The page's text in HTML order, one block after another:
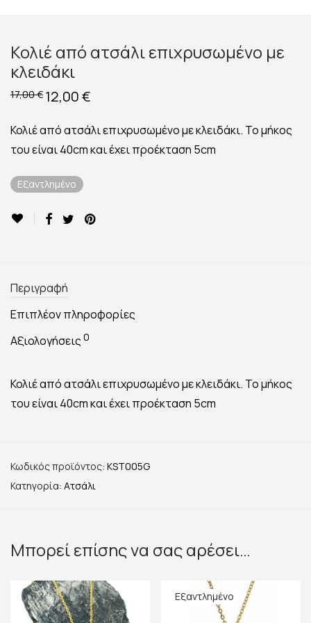
Κολιέ από ατσάλι επιχρυσωμένο με
κλειδάκι
17,00€ Original
price
17,00 €.
12,00€
είναι:
12,00 €.
Κολιέ από ατσάλι επιχρυσωμένο με κλειδάκι. Το μήκος
του είναι 40cm και έχει προέκταση 5cm
Εξαντλημένο
Περιγραφή
Επιπλέον πληροφορίες
Αξιολογήσεις 0
Κολιέ από ατσάλι επιχρυσωμένο με κλειδάκι. Το μήκος
του είναι 40cm και έχει προέκταση 5cm
Κωδικός προϊόντος: KST005G
Κατηγορία: Ατσάλι
Μπορεί επίσης να σας αρέσει…